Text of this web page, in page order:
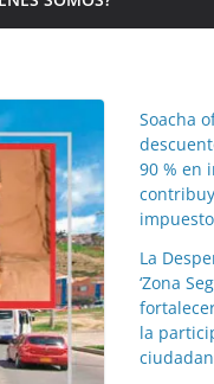
Soacha
90 % en
La
‘Zona
la